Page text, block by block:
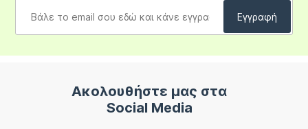
Ακολουθήστε μας στα
Social Media